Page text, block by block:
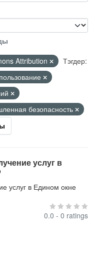
Attribution
Тэгдер:
безопасность
услуг в
услуг в Едином окне
0.0 - 0 ratings